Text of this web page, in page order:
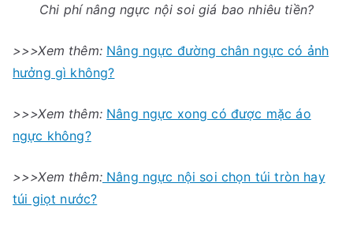
Chi phí nâng ngực nội soi giá bao nhiêu tiền?
>>>Xem thêm: Nâng ngực đường chân ngực có ảnh
hưởng gì không?
>>>Xem thêm: Nâng ngực xong có được mặc áo
ngực không?
>>>Xem thêm:Nâng ngực nội soi chọn túi tròn hay
túi giọt nước?